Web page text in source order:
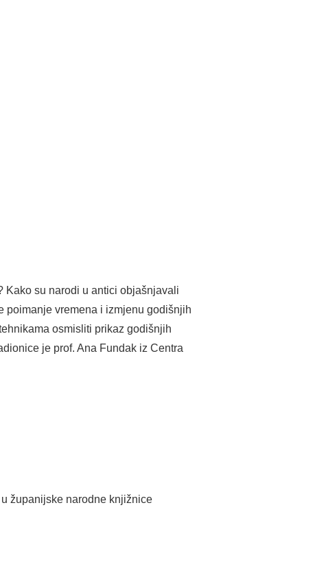
Kako su narodi u antici objašnjavali
poimanje vremena i izmjenu godišnjih
osmisliti prikaz godišnjih
je prof. Ana Fundak iz Centra
županijske narodne knjižnice